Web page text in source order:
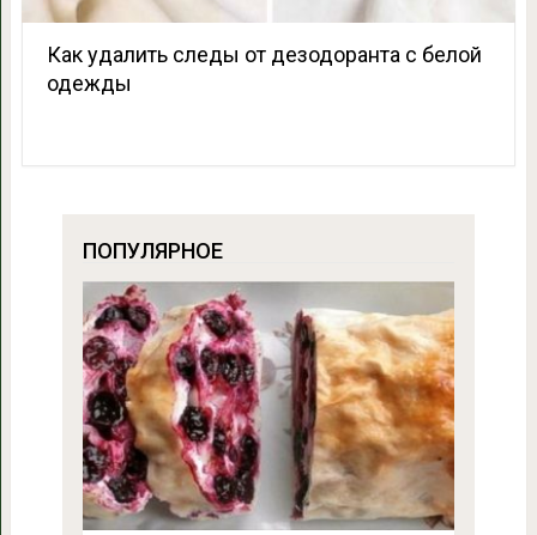
Как удалить следы от дезодоранта с белой
одежды
ПОПУЛЯРНОЕ